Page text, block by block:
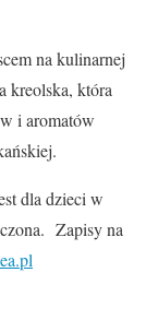
na kulinarnej
kreolska, która
i aromatów
dla dzieci w
Zapisy na